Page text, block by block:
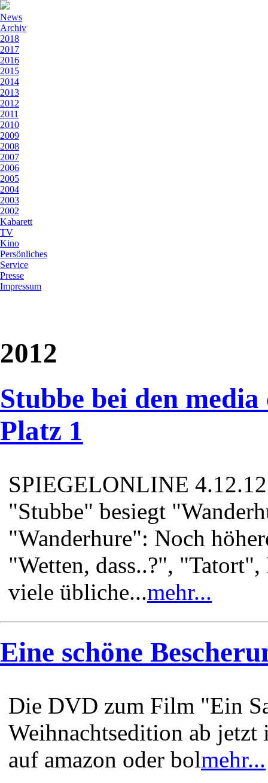
News
Archiv
2018
2017
2016
2015
2014
2013
2012
2011
2010
2009
2008
2007
2006
2005
2004
2003
2002
Kabarett
TV
Kino
Persönliches
Service
Presse
Impressum
2012
Stubbe bei den
Platz 1
SPIEGELONLINE
"Stubbe" besiegt
"Wanderhure": Noch
"Wetten, dass..?",
viele übliche...mehr...
Eine schöne
Die DVD zum Film "Ein
Weihnachtsedition ab
auf amazon oder bolmehr...